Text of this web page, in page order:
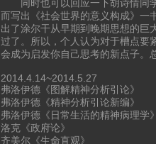
同时也可以回应一下胡诗情同学
而写出《社会世界的意义构成》一
出了涂尔干从早期到晚期思想的巨
过了。所以，个人认为对于槽点要
会成为启发你自己思考的新点子。
2014.4.14~2014.5.27
弗洛伊德《图解精神分析引论》
弗洛伊德《精神分析引论新编》
弗洛伊德《日常生活的精神病理学
洛克《政府论》
齐美尔《生命直观》